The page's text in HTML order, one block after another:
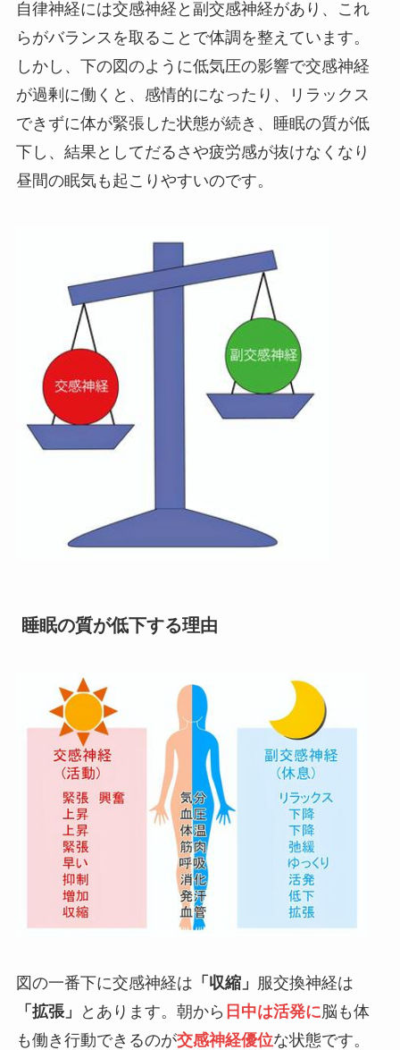
自律神経には交感神経と副交感神経があり、これ
らがバランスを取ることで体調を整えています。
しかし、下の図のように低気圧の影響で交感神経
が過剰に働くと、感情的になったり、リラックス
できずに体が緊張した状態が続き、睡眠の質が低
下し、結果としてだるさや疲労感が抜けなくなり
昼間の眠気も起こりやすいのです。
睡眠の質が低下する理由
図の一番下に交感神経は 「収縮」 服交換神経は
「拡張」
とあります。朝から 日中は活発に脳も体
も働き行動できるのが交感神経優位な状態です。